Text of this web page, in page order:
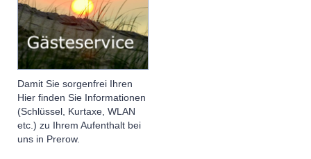
Damit Sie sorgenfrei Ihren
Hier finden Sie Informationen
(Schlüssel, Kurtaxe, WLAN
etc.) zu Ihrem Aufenthalt bei
uns in Prerow.